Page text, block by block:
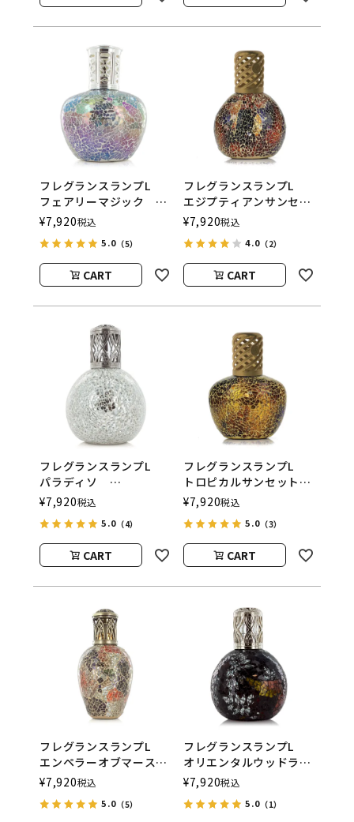
フレグランスランプL
フェアリーマジック
ASHLEIGH&BURWOOD
（アシュレイアンドバー
ウッド）
¥7,920税込
5.0 （5）
CART
フレグランスランプL
エジプティアンサンセッ
ト
ASHLEIGH&BURWOOD
（アシュレイアンドバー
ウッド）
¥7,920税込
4.0（2）
CART
フレグランスランプL
パラディソ
ASHLEIGH&BURWOOD
（アシュレイアンドバー
ウッド）
¥7,920税込
5.0 （4）
CART
フレグランスランプL
トロピカルサンセット
ASHLEIGH&BURWOOD
（アシュレイアンドバー
ウッド）
¥7,920税込
5.0（3）
CART
フレグランスランプL
エンペラーオブマース
ASHLEIGH&BURWOOD
（アシュレイアンドバー
ウッド）
¥7,920税込
5.0 （5）
フレグランスランプL
オリエンタルウッドラン
ド
ASHLEIGH&BURWOOD
（アシュレイアンドバー
¥7,920税込
5.0（1）